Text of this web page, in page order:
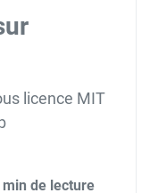
licence MIT
min de lecture